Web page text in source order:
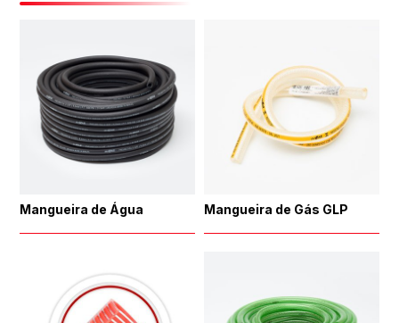
Mangueira de Água Mangueira de Gás GLP